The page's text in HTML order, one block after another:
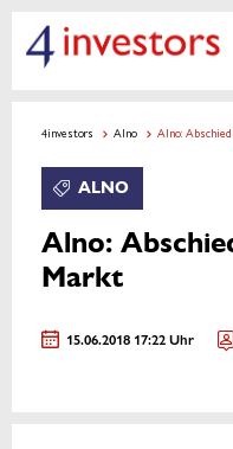
4investors Alno Alno:
ALNO
Alno:
Markt
15.06.2018 17:22 Uhr